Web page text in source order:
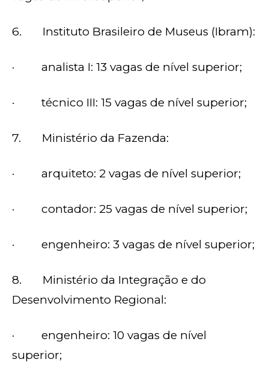
6. Instituto Brasileiro de Museus (Ibram):
· analista I: 13 vagas de nível superior;
· técnico III: 15 vagas de nível superior;
7. Ministério da Fazenda:
· arquiteto: 2 vagas de nível superior;
· contador: 25 vagas de nível superior;
· engenheiro: 3 vagas de nível superior;
8. Ministério da Integração e do
Desenvolvimento Regional:
· engenheiro: 10 vagas de nível
superior;